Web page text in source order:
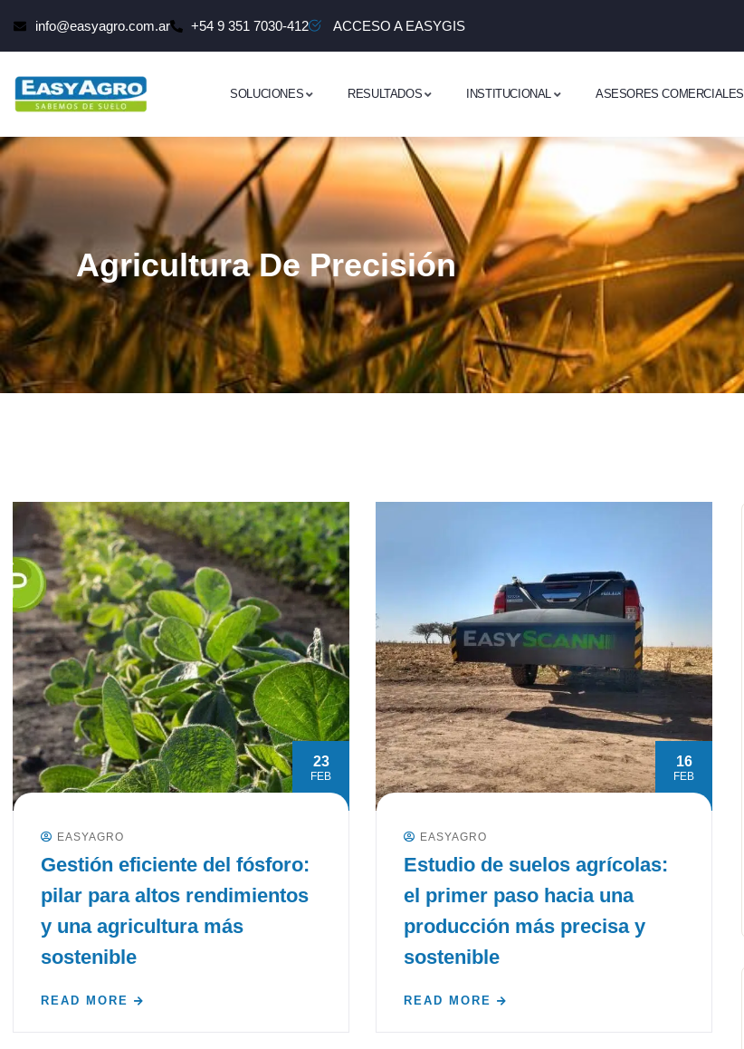
info@easyagro.com.ar +54 9 351 7030-412 ACCESO A EASYGIS
SOLUCIONES RESULTADOS INSTITUCIONAL ASESORES COMERCIALES
Agricultura De Precisión
23
FEB
EASYAGRO
Gestión eficiente del fósforo:
pilar para altos rendimientos
y una agricultura más
sostenible
READ MORE
16
FEB
EASYAGRO
Estudio de suelos agrícolas:
el primer paso hacia una
producción más precisa y
sostenible
READ MORE